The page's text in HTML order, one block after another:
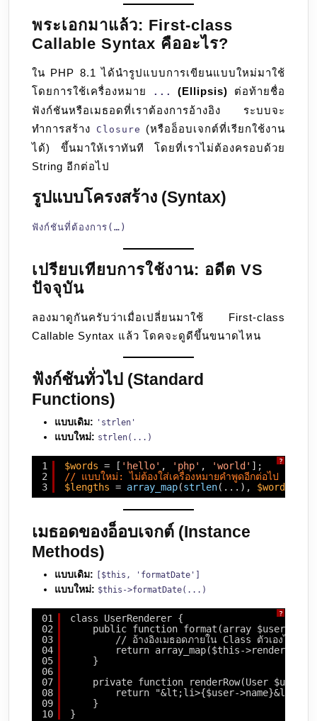
พระเอกมาแล้ว: First-class
Callable Syntax คืออะไร?
ใน PHP 8.1 ได้นำรูปแบบการเขียนแบบใหม่มาใช้
โดยการใช้เครื่องหมาย
... (Ellipsis) ต่อท้ายชื่อ
ฟังก์ชันหรือเมธอดที่เราต้องการอ้างอิง ระบบจะ
ทำการสร้าง
Closure
(หรืออ็อบเจกต์ที่เรียกใช้งาน
ได้) ขึ้นมาให้เราทันที โดยที่เราไม่ต้องครอบด้วย
String อีกต่อไป
รูปแบบโครงสร้าง (Syntax)
ฟังก์ชันที่ต้องการ(…)
เปรียบเทียบการใช้งาน: อดีต VS
ปัจจุบัน
ลองมาดูกันครับว่าเมื่อเปลี่ยนมาใช้ First-class
Callable Syntax แล้ว โดคจะดูดีขึ้นขนาดไหน
ฟังก์ชันทั่วไป (Standard
Functions)
แบบเดิม: 'strlen'
แบบใหม่: strlen(...)
?
1
2
3
$words = [ 'hello' , 'php' , 'world' ];
// แบบใหม่: ไม่ต้องใส่เครื่องหมายคำพูดอีกต่อไป
$lengths = array_map(strlen(...), $words
เมธอดของอ็อบเจกต์ (Instance
Methods)
แบบเดิม: [$this, 'formatDate']
แบบใหม่: $this->formatDate(...)
?
01
02
03
04
05
06
07
08
09
10
class UserRenderer {
public function format(array $users):
// อ้างอิงเมธอดภายใน Class ตัวเองได้หล่อ
return array_map($this-
}
private function renderRow(User
return "&lt;li>{$user->name}&lt;/
}
}